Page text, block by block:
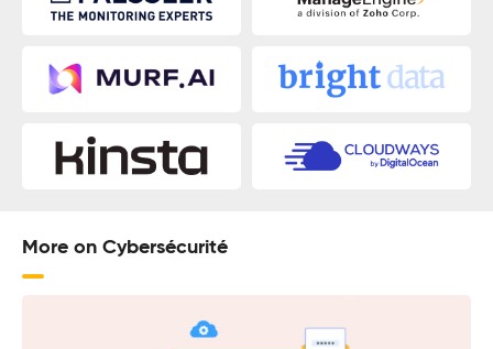
More on Cybersécurité